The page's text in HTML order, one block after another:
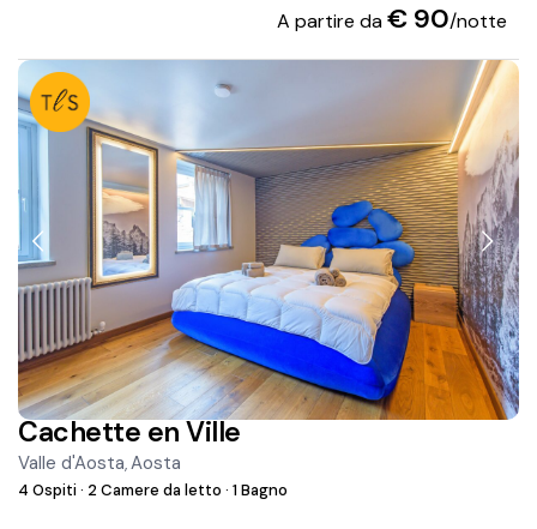
A partire da€ 90/notte
Cachette en Ville
Valle d'Aosta,Aosta
4 Ospiti· 2 Camere da letto· 1 Bagno